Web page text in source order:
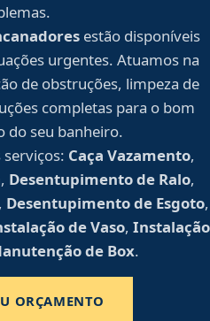
estão disponíveis
urgentes. Atuamos na
de obstruções, limpeza de
completas para o bom
do seu banheiro.
Caça Vazamento,
, Desentupimento de Ralo,
, Desentupimento de Esgoto,
de Vaso, Instalação
de Box.
ORÇAMENTO